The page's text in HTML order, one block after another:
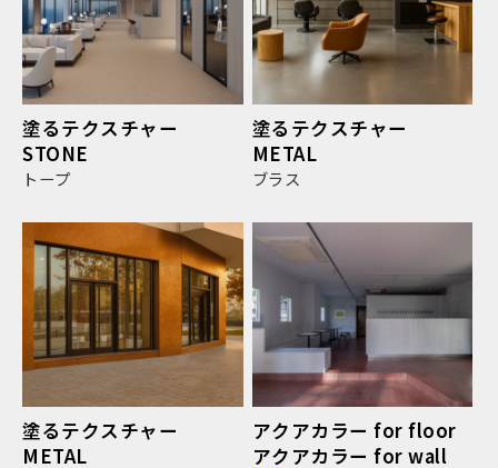
塗るテクスチャー
STONE
トープ
塗るテクスチャー
METAL
ブラス
塗るテクスチャー
METAL
アクアカラー for floor
アクアカラー for wall